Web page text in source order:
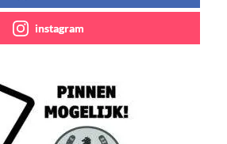
instagram